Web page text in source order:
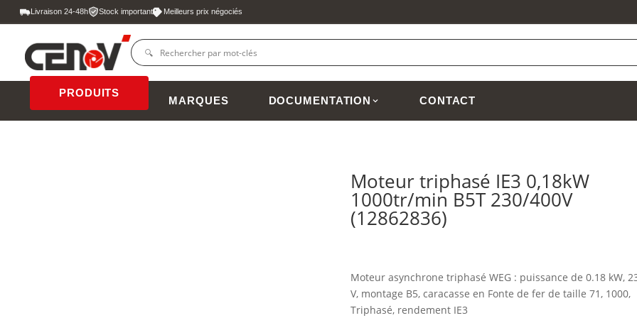
Livraison 24-48h Stock important Meilleurs prix négociés
PRODUITS
MARQUES DOCUMENTATION CONTACT
Moteur triphasé IE3 0,18kW
1000tr/min B5T 230/400V
(12862836)
Moteur asynchrone triphasé WEG : puissance de 0.18 kW,
V, montage B5, caracasse en Fonte de fer de taille 71, 1000,
Triphasé, rendement IE3